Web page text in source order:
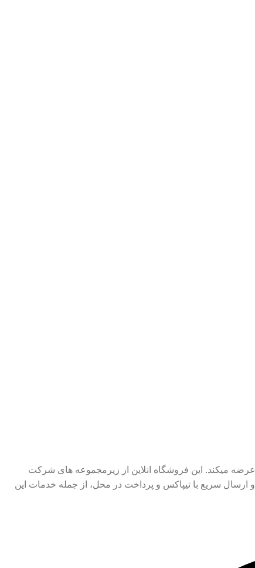
و افلاین عرضه میکند. این فروشگاه انلاین از زیرمجموعه های شرکت
و ارسال سریع با تیپاکس و پرداخت در محل، از جمله خدمات این